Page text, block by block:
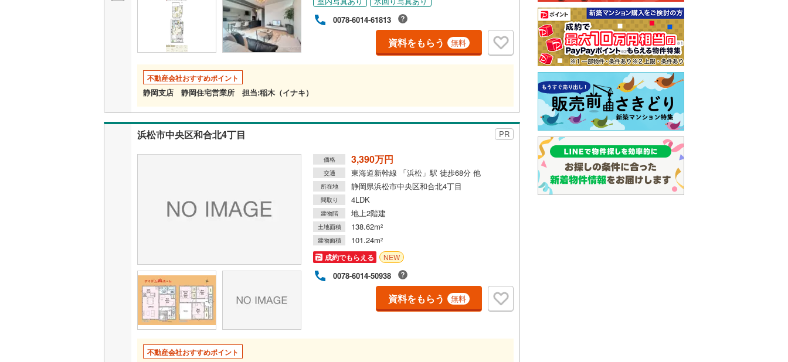
0078-6014-61813
資料をもらう 無料
不動産会社おすすめポイント
静岡支店 静岡住宅営業所 担当:稲木（イナキ）
浜松市中央区和合北4丁目 PR
価格 3,390万円
交通 東海道新幹線 「浜松」駅 徒歩68分 他
所在地 静岡県浜松市中央区和合北4丁目
間取り 4LDK
建物階 地上2階建
土地面積 138.62m2
建物面積 101.24m2
成約でもらえる NEW
0078-6014-50938
資料をもらう 無料
不動産会社おすすめポイント